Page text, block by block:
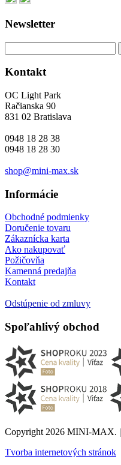
Newsletter
Kontakt
OC Light Park
Račianska 90
831 02 Bratislava
0948 18 28 38
0948 18 28 30
shop@mini-max.sk
Informácie
Obchodné podmienky
Doručenie tovaru
Zákaznícka karta
Ako nakupovať
Požičovňa
Kamenná predajňa
Kontakt
Odstúpenie od zmluvy
Spoľahlivý obchod
Copyright 2026 MINI-MAX. |
Tvorba internetových stránok